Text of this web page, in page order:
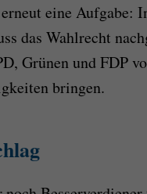
eine Aufgabe:
das Wahlrecht
Grünen und FDP
bringen.